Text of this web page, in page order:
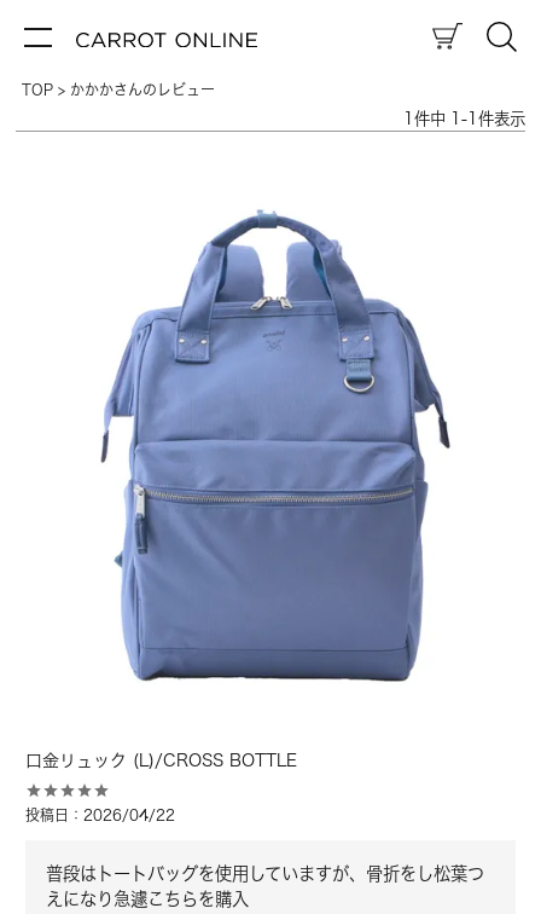
TOP かかかさんのレビュー
件中 -1 件表示
口金リュック (L)/CROSS BOTTLE
投稿日 2026/04/22
普段はトートバッグを使用していますが、骨折をし松葉つ
えになり急遽こちらを購入